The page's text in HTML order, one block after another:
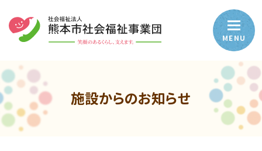
MENU
施設からのお知らせ